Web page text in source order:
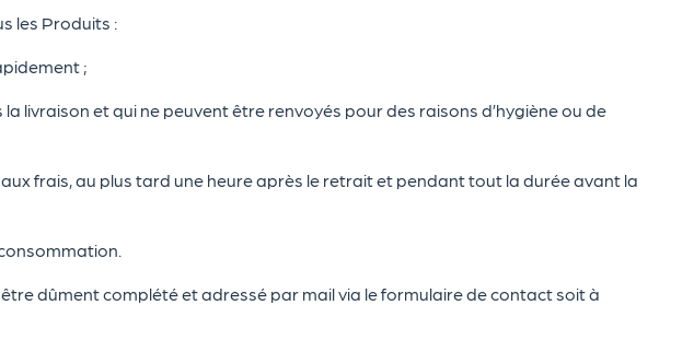
les Produits :
;
et qui ne peuvent être renvoyés pour des raisons d’hygiène ou de
frais, au plus tard une heure après le retrait et pendant tout la durée avant la
être dûment complété et adressé par mail via le formulaire de contact soit à